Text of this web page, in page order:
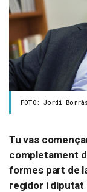
FOTO: Jordi
Tu vas
completament
formes part de
regidor i diputat